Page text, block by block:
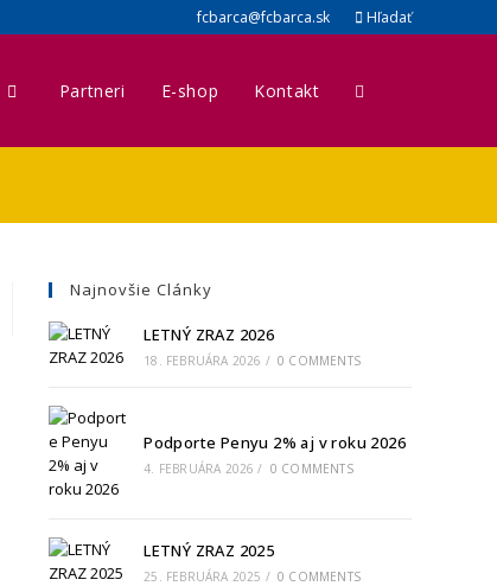
fcbarca@fcbarca.sk Hľadať
Partneri E-shop Kontakt
Najnovšie Clánky
LETNÝ ZRAZ 2026
18. FEBRUÁRA 2026 / 0 COMMENTS
Podporte Penyu 2% aj v roku 2026
4. FEBRUÁRA 2026 / 0 COMMENTS
LETNÝ ZRAZ 2025
25. FEBRUÁRA 2025 / 0 COMMENTS